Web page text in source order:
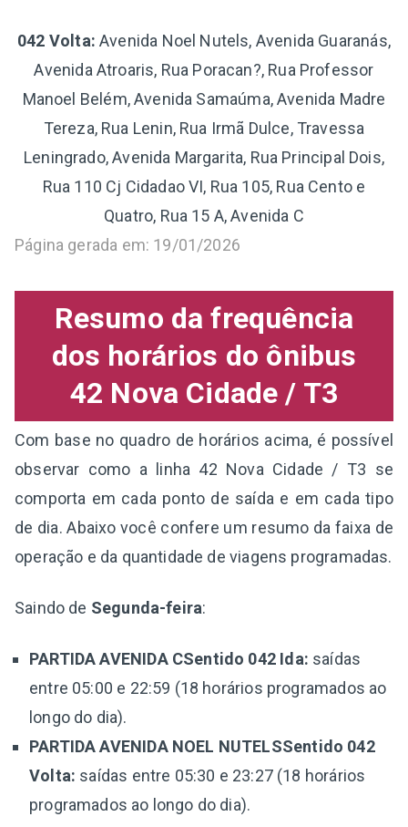
042 Volta:Avenida Noel Nutels, Avenida Guaranás,
Avenida Atroaris, Rua Poracan?, Rua Professor
Manoel Belém, Avenida Samaúma, Avenida Madre
Tereza, Rua Lenin, Rua Irmã Dulce, Travessa
Leningrado, Avenida Margarita, Rua Principal Dois,
Rua 110 Cj Cidadao VI, Rua 105, Rua Cento e
Quatro, Rua 15 A, Avenida C
Página gerada em: 19/01/2026
Resumo da frequência
dos horários do ônibus
42 Nova Cidade / T3
Com base no quadro de horários acima, é possível
observar como a linha 42 Nova Cidade / T3 se
comporta em cada ponto de saída e em cada tipo
de dia. Abaixo você confere um resumo da faixa de
operação e da quantidade de viagens programadas.
Saindo de Segunda-feira:
PARTIDA AVENIDA CSentido 042 Ida: saídas
entre 05:00 e 22:59 (18 horários programados ao
longo do dia).
PARTIDA AVENIDA NOEL NUTELSSentido 042
Volta: saídas entre 05:30 e 23:27 (18 horários
programados ao longo do dia).